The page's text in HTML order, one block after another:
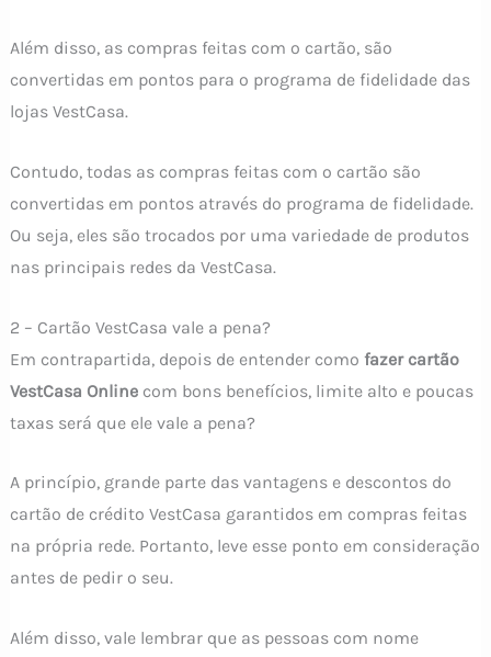
Além disso, as compras feitas com o cartão, são
convertidas em pontos para o programa de fidelidade das
lojas VestCasa.
Contudo, todas as compras feitas com o cartão são
convertidas em pontos através do programa de fidelidade.
Ou seja, eles são trocados por uma variedade de produtos
nas principais redes da VestCasa.
2 – Cartão VestCasa vale a pena?
Em contrapartida, depois de entender como fazer cartão
VestCasa Onlinecom bons benefícios, limite alto e poucas
taxas será que ele vale a pena?
A princípio, grande parte das vantagens e descontos do
cartão de crédito VestCasa garantidos em compras feitas
na própria rede. Portanto, leve esse ponto em consideração
antes de pedir o seu.
Além disso, vale lembrar que as pessoas com nome